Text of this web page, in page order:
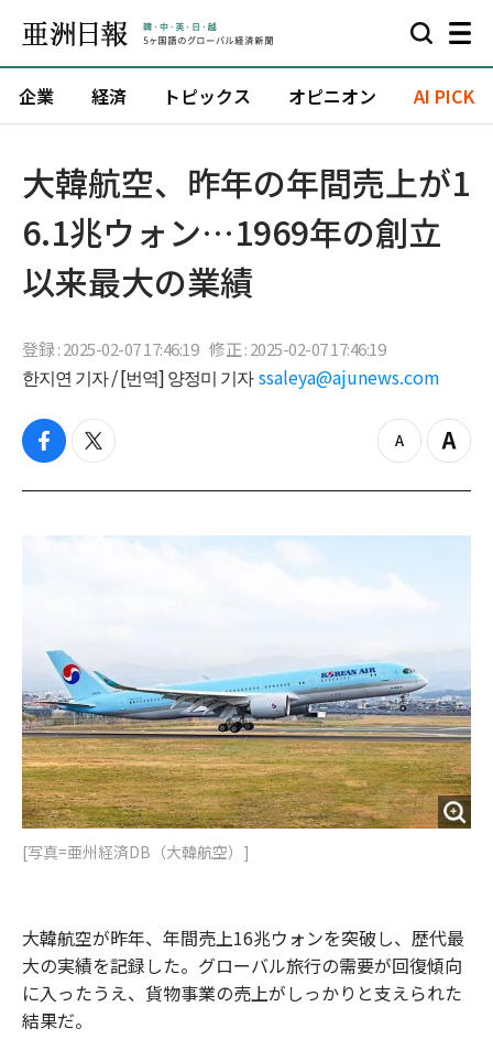
企業 経済 トピックス オピニオン AI PICK
大韓航空、昨年の年間売上が1
6.1兆ウォン…1969年の創立
以来最大の業績
登録 : 2025-02-07 17:46:19 修正 : 2025-02-07 17:46:19
한지연 기자 / [번역] 양정미 기자 ssaleya@ajunews.com
f
c
b
t
i
z
o
o
Z
o
i
[写真=亜州経済DB（大韓航空）]
大韓航空が昨年、年間売上16兆ウォンを突破し、歴代最
大の実績を記録した。グローバル旅行の需要が回復傾向
に入ったうえ、貨物事業の売上がしっかりと支えられた
結果だ。